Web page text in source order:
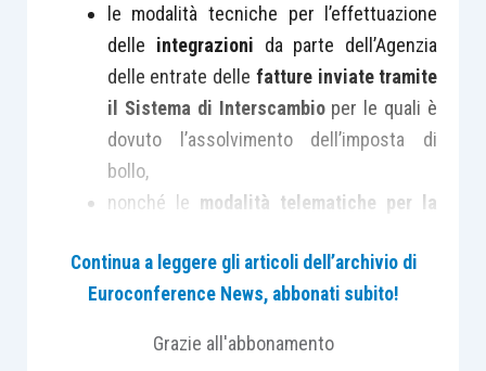
le modalità tecniche per l’effettuazione
delle integrazioni da parte dell’Agenzia
delle entrate delle fatture inviate tramite
il Sistema di Interscambioper le quali è
dovuto l’assolvimento dell’imposta di
bollo,
nonché le modalità telematiche per la
lavariazione dei dati relativi all’imposta
di bolloda parte del cedente o
Continua a leggere gli articoli dell’archivio di
Euroconference News, abbonati subito!
Grazie all'abbonamento